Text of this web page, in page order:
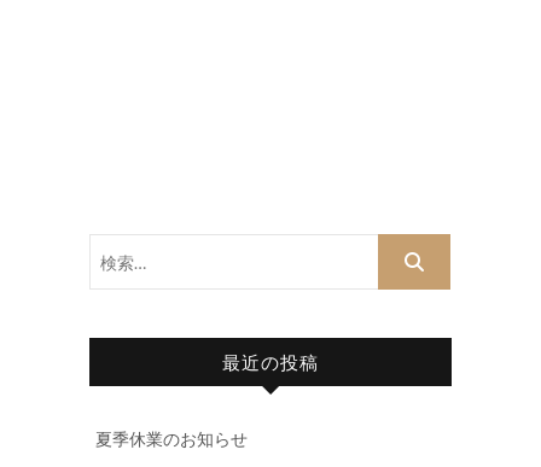
最近の投稿
夏季休業のお知らせ